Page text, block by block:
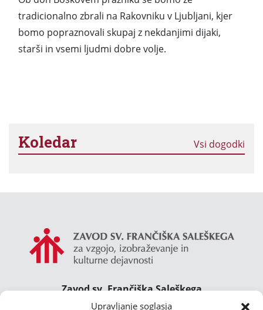
Upravljanje soglasja
tradicionalno zbrali na Rakovniku v Ljubljani, kjer
bomo popraznovali skupaj z nekdanjimi dijaki,
starši in vsemi ljudmi dobre volje.
Koledar Vsi dogodki
Zavod sv. Frančiška Saleškega
Gimnazija Želimlje ° Dom Janeza Boska ° Majcnov